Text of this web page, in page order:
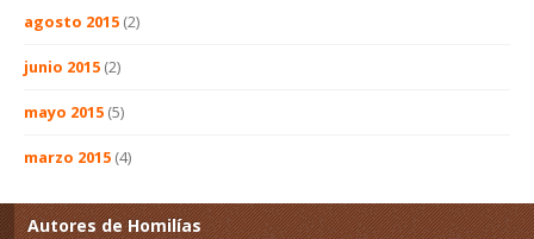
agosto 2015 (2)
junio 2015 (2)
mayo 2015 (5)
marzo 2015 (4)
Autores de Homilías